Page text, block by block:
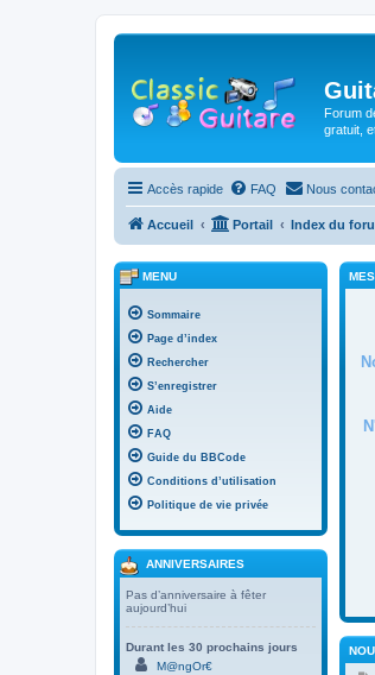
Forum
gratuit,
Accès rapide FAQ Nous
Accueil Portail Index du
MENU
Sommaire
Page d’index
Rechercher
S’enregistrer
Aide
FAQ
Guide du BBCode
Conditions d’utilisation
Politique de vie privée
ANNIVERSAIRES
Pas d’anniversaire à fêter
aujourd’hui
Durant les 30 prochains jours
M@ngOr€